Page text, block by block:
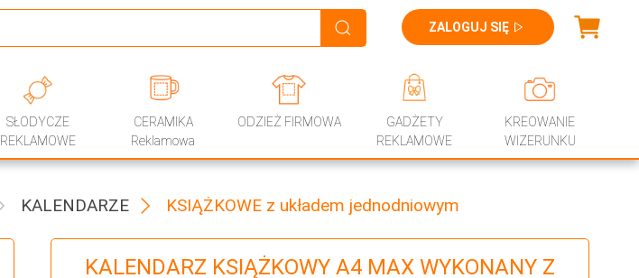
ZALOGUJ SIĘ
SŁODYCZE
REKLAMOWE
CERAMIKA
Reklamowa
ODZIEŻ FIRMOWA
GADŻETY
REKLAMOWE
KREOWANIE
WIZERUNKU
KALENDARZE KSIĄŻKOWE z układem jednodniowym
KALENDARZ KSIĄŻKOWY A4 MAX WYKONANY Z